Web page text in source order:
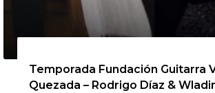
Temporada Fundación Guitarra
Quezada – Rodrigo Díaz &